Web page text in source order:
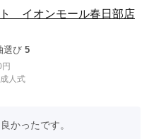
イオンモール春日部店
選び 5
成人式
かったです。